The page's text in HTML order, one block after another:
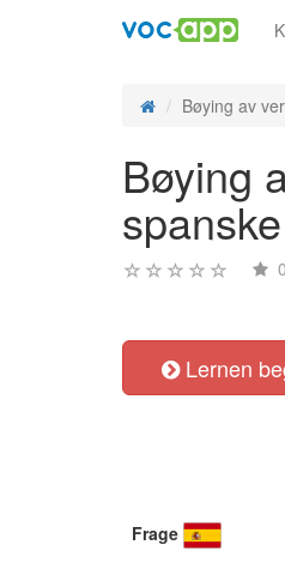
Bøying av
Bøying
0
Lernen
Frage